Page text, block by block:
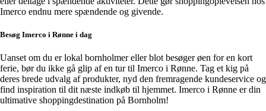
Imerco endnu mere spændende og givende.
Besøg Imerco i Rønne i dag
Uanset om du er lokal bornholmer eller blot besøger øen for en kort
ferie, bør du ikke gå glip af en tur til Imerco i Rønne. Tag et kig på
deres brede udvalg af produkter, nyd den fremragende kundeservice og
find inspiration til dit næste indkøb til hjemmet. Imerco i Rønne er din
ultimative shoppingdestination på Bornholm!